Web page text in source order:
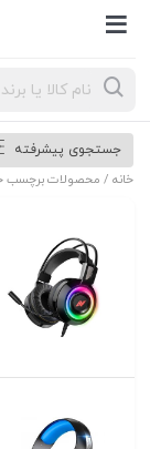
Products
search
جستجوی پیشرفته
خانه / محصولات برچسب